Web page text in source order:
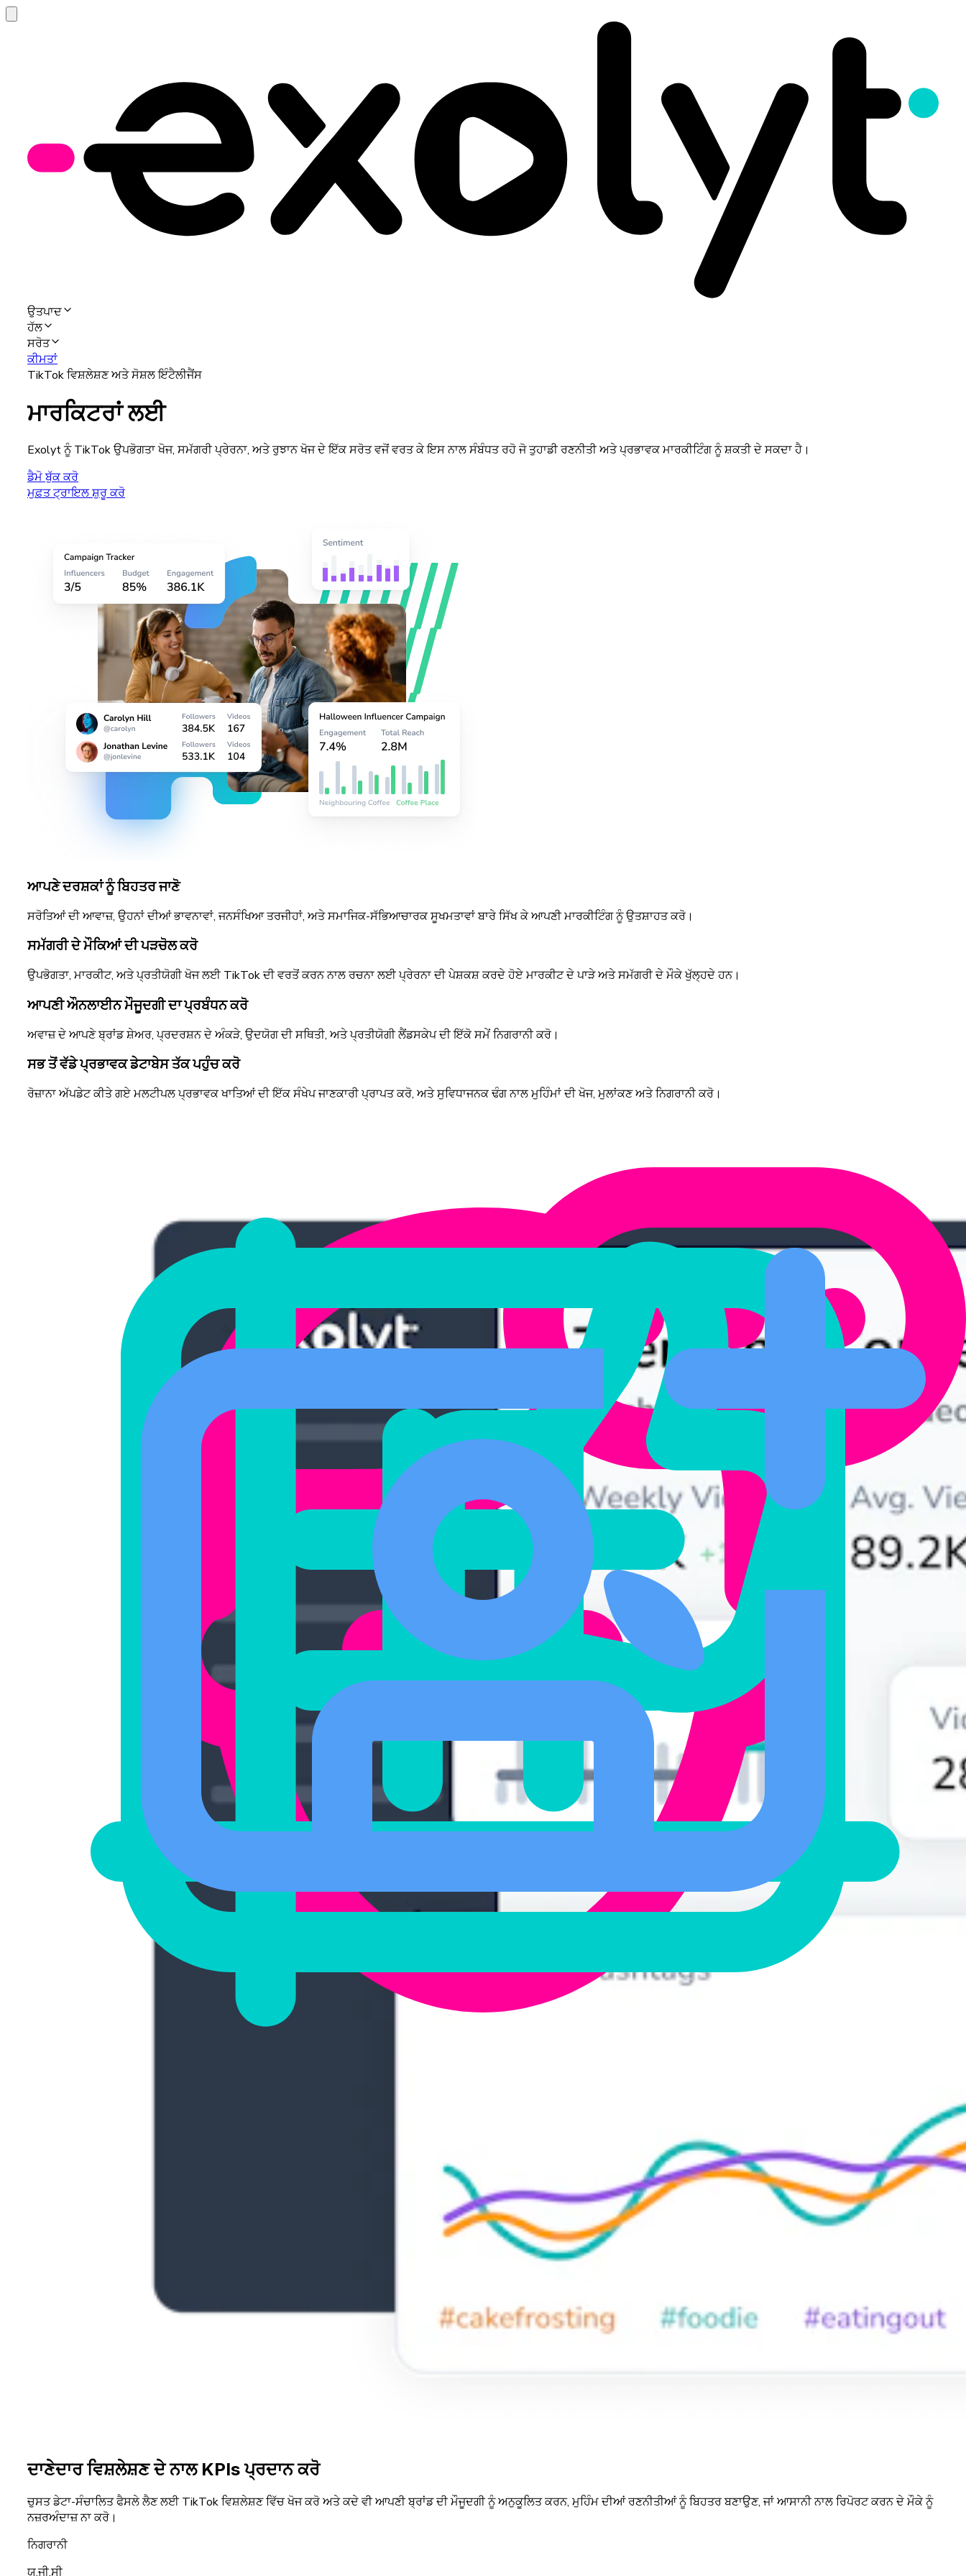
ਉਤਪਾਦ
ਹੱਲ
ਸਰੋਤ
ਕੀਮਤਾਂ
TikTok ਵਿਸ਼ਲੇਸ਼ਣ ਅਤੇ ਸੋਸ਼ਲ ਇੰਟੈਲੀਜੈਂਸ
ਮਾਰਕਿਟਰਾਂ ਲਈ
Exolyt ਨੂੰ TikTok ਉਪਭੋਗਤਾ ਖੋਜ, ਸਮੱਗਰੀ ਪ੍ਰੇਰਨਾ, ਅਤੇ ਰੁਝਾਨ ਖੋਜ ਦੇ ਇੱਕ ਸਰੋਤ ਵਜੋਂ ਵਰਤ ਕੇ ਇਸ ਨਾਲ ਸੰਬੰਧਤ ਰਹੋ ਜੋ ਤੁਹਾਡੀ ਰਣਨੀਤੀ ਅਤੇ ਪ੍ਰਭਾਵਕ ਮਾਰਕੀਟਿੰਗ ਨੂੰ ਸ਼ਕਤੀ ਦੇ ਸਕਦਾ ਹੈ।
ਡੈਮੋ ਬੁੱਕ ਕਰੋ
ਮੁਫ਼ਤ ਟ੍ਰਾਇਲ ਸ਼ੁਰੂ ਕਰੋ
ਆਪਣੇ ਦਰਸ਼ਕਾਂ ਨੂੰ ਬਿਹਤਰ ਜਾਣੋ
ਸਰੋਤਿਆਂ ਦੀ ਆਵਾਜ਼, ਉਹਨਾਂ ਦੀਆਂ ਭਾਵਨਾਵਾਂ, ਜਨਸੰਖਿਆ ਤਰਜੀਹਾਂ, ਅਤੇ ਸਮਾਜਿਕ-ਸੱਭਿਆਚਾਰਕ ਸੂਖਮਤਾਵਾਂ ਬਾਰੇ ਸਿੱਖ ਕੇ ਆਪਣੀ ਮਾਰਕੀਟਿੰਗ ਨੂੰ ਉਤਸ਼ਾਹਤ ਕਰੋ।
ਸਮੱਗਰੀ ਦੇ ਮੌਕਿਆਂ ਦੀ ਪੜਚੋਲ ਕਰੋ
ਉਪਭੋਗਤਾ, ਮਾਰਕੀਟ, ਅਤੇ ਪ੍ਰਤੀਯੋਗੀ ਖੋਜ ਲਈ TikTok ਦੀ ਵਰਤੋਂ ਕਰਨ ਨਾਲ ਰਚਨਾ ਲਈ ਪ੍ਰੇਰਨਾ ਦੀ ਪੇਸ਼ਕਸ਼ ਕਰਦੇ ਹੋਏ ਮਾਰਕੀਟ ਦੇ ਪਾੜੇ ਅਤੇ ਸਮੱਗਰੀ ਦੇ ਮੌਕੇ ਖੁੱਲ੍ਹਦੇ ਹਨ।
ਆਪਣੀ ਔਨਲਾਈਨ ਮੌਜੂਦਗੀ ਦਾ ਪ੍ਰਬੰਧਨ ਕਰੋ
ਅਵਾਜ਼ ਦੇ ਆਪਣੇ ਬ੍ਰਾਂਡ ਸ਼ੇਅਰ, ਪ੍ਰਦਰਸ਼ਨ ਦੇ ਅੰਕੜੇ, ਉਦਯੋਗ ਦੀ ਸਥਿਤੀ, ਅਤੇ ਪ੍ਰਤੀਯੋਗੀ ਲੈਂਡਸਕੇਪ ਦੀ ਇੱਕੋ ਸਮੇਂ ਨਿਗਰਾਨੀ ਕਰੋ।
ਸਭ ਤੋਂ ਵੱਡੇ ਪ੍ਰਭਾਵਕ ਡੇਟਾਬੇਸ ਤੱਕ ਪਹੁੰਚ ਕਰੋ
ਰੋਜ਼ਾਨਾ ਅੱਪਡੇਟ ਕੀਤੇ ਗਏ ਮਲਟੀਪਲ ਪ੍ਰਭਾਵਕ ਖਾਤਿਆਂ ਦੀ ਇੱਕ ਸੰਖੇਪ ਜਾਣਕਾਰੀ ਪ੍ਰਾਪਤ ਕਰੋ, ਅਤੇ ਸੁਵਿਧਾਜਨਕ ਢੰਗ ਨਾਲ ਮੁਹਿੰਮਾਂ ਦੀ ਖੋਜ, ਮੁਲਾਂਕਣ ਅਤੇ ਨਿਗਰਾਨੀ ਕਰੋ।
ਦਾਣੇਦਾਰ ਵਿਸ਼ਲੇਸ਼ਣ ਦੇ ਨਾਲ KPIs ਪ੍ਰਦਾਨ ਕਰੋ
ਚੁਸਤ ਡੇਟਾ-ਸੰਚਾਲਿਤ ਫੈਸਲੇ ਲੈਣ ਲਈ TikTok ਵਿਸ਼ਲੇਸ਼ਣ ਵਿੱਚ ਖੋਜ ਕਰੋ ਅਤੇ ਕਦੇ ਵੀ ਆਪਣੀ ਬ੍ਰਾਂਡ ਦੀ ਮੌਜੂਦਗੀ ਨੂੰ ਅਨੁਕੂਲਿਤ ਕਰਨ, ਮੁਹਿੰਮ ਦੀਆਂ ਰਣਨੀਤੀਆਂ ਨੂੰ ਬਿਹਤਰ ਬਣਾਉਣ, ਜਾਂ ਆਸਾਨੀ ਨਾਲ ਰਿਪੋਰਟ ਕਰਨ ਦੇ ਮੌਕੇ ਨੂੰ
ਨਜ਼ਰਅੰਦਾਜ਼ ਨਾ ਕਰੋ।
ਨਿਗਰਾਨੀ
ਯੂ.ਜੀ.ਸੀ